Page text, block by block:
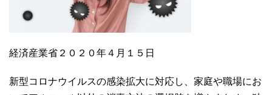
経済産業省２０２０年４月１５日
新型コロナウイルスの感染拡大に対応し、家庭や職場にお